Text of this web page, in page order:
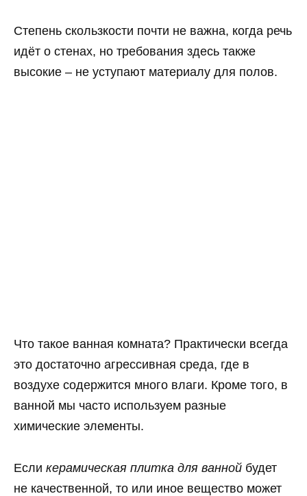
Степень скользкости почти не важна, когда речь
идёт о стенах, но требования здесь также
высокие – не уступают материалу для полов.
Что такое ванная комната? Практически всегда
это достаточно агрессивная среда, где в
воздухе содержится много влаги. Кроме того, в
ванной мы часто используем разные
химические элементы.
Если керамическая плитка для ванной будет
не качественной, то или иное вещество может